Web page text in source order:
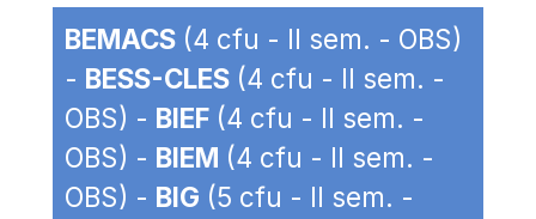
BEMACS (4 cfu - II sem. - OBS)
- BESS-CLES (4 cfu - II sem. -
OBS) - BIEF (4 cfu - II sem. -
OBS) - BIEM (4 cfu - II sem. -
OBS) - BIG (5 cfu - II sem. -